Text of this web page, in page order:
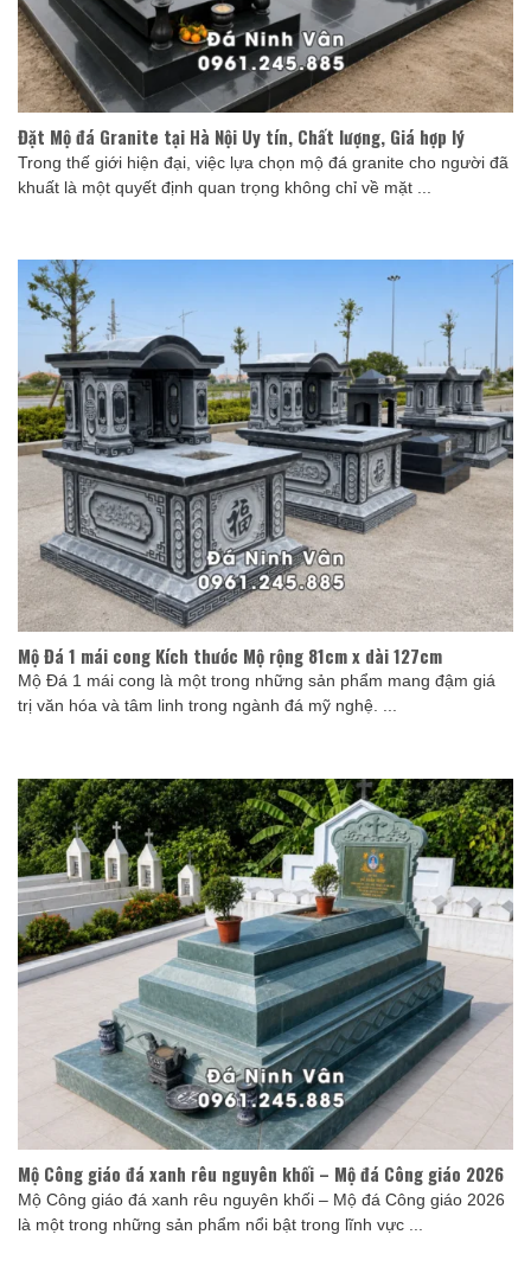
Đặt Mộ đá Granite tại Hà Nội Uy tín, Chất lượng, Giá hợp lý
Trong thế giới hiện đại, việc lựa chọn mộ đá granite cho người đã
khuất là một quyết định quan trọng không chỉ về mặt ...
Mộ Đá 1 mái cong Kích thước Mộ rộng 81cm x dài 127cm
Mộ Đá 1 mái cong là một trong những sản phẩm mang đậm giá
trị văn hóa và tâm linh trong ngành đá mỹ nghệ. ...
Mộ Công giáo đá xanh rêu nguyên khối – Mộ đá Công giáo 2026
Mộ Công giáo đá xanh rêu nguyên khối – Mộ đá Công giáo 2026
là một trong những sản phẩm nổi bật trong lĩnh vực ...